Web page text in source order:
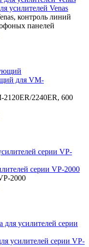
усилителей Venas
контроль линий
панелей
для VM-
2240ER, 600
серии VP-2000
2000
усилителей серии VP-